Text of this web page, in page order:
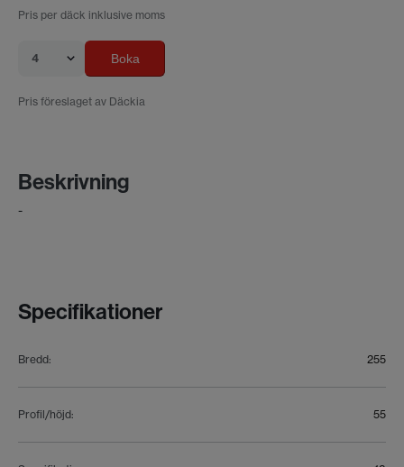
Pris per däck inklusive moms
4 Boka
Pris föreslaget av Däckia
Beskrivning
-
Specifikationer
Bredd: 255
Profil/höjd: 55